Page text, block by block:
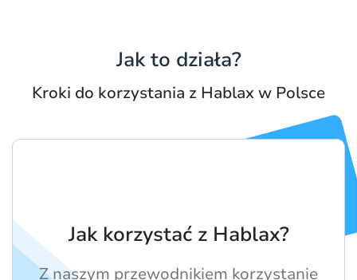
Jak to działa?
Kroki do korzystania z Hablax w Polsce
Jak korzystać z Hablax?
Z naszym przewodnikiem korzystanie